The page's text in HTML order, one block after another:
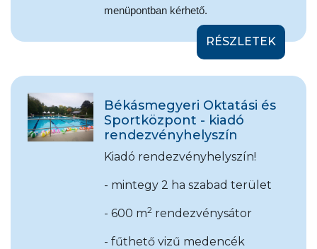
menüpontban kérhető.
RÉSZLETEK
Békásmegyeri Oktatási és
Sportközpont - kiadó
rendezvényhelyszín
Kiadó rendezvényhelyszín!
- mintegy 2 ha szabad terület
- 600 m2rendezvénysátor
- fűthető vizű medencék